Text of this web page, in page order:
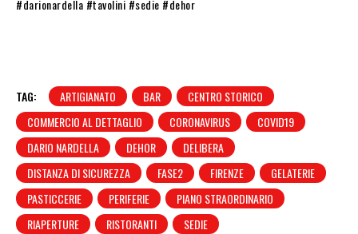
#darionardella #tavolini #sedie #dehor
TAG: ARTIGIANATO BAR
CENTRO STORICO
COMMERCIO AL DETTAGLIO
CORONAVIRUS
COVID19
DARIO NARDELLA
DEHOR
DELIBERA
DISTANZA DI SICUREZZA
FASE2 FIRENZE
GELATERIE
PASTICCERIE
PERIFERIE
PIANO STRAORDINARIO
RIAPERTURE
RISTORANTI
SEDIE